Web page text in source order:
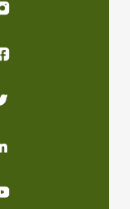
Profil
Profil
Profil
Profil
Linkedin
UKSW